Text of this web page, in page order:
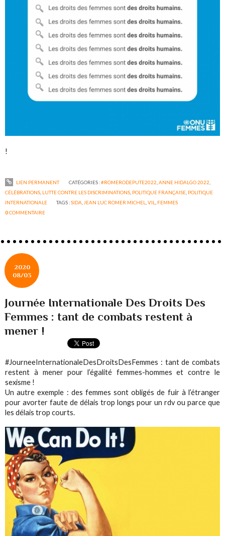
!
LIEN PERMANENT CATÉGORIES :#ROMERODEPUTE2022 ANNE HIDALGO 2022
CÉLÉBRATIONS LUTTE CONTRE LES DISCRIMINATIONS POLITIQUE FRANÇAISE POLITIQUE
INTERNATIONALE
TAGS :SIDA JEAN LUC ROMER MICHEL ,VIL
FEMMES
0COMMENTAIRE
2020
08/03
‪Journée Internationale Des Droits Des
Femmes : tant de combats restent à
mener !
‪#JourneeInternationaleDesDroitsDesFemmes : tant de combats
restent à mener pour l’égalité femmes-hommes et contre le
sexisme !
Un autre exemple : des femmes sont obligés de fuir à l’étranger
pour avorter faute de délais trop longs pour un rdv ou parce que
les délais trop courts.‬